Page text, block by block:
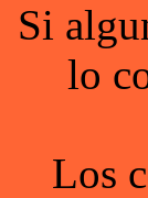
Si
lo
Los